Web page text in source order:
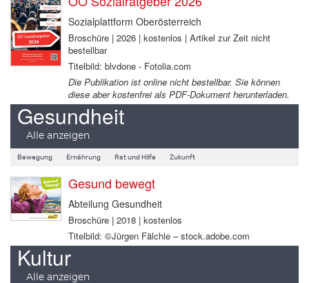
Sozialplattform Oberösterreich
Broschüre | 2026 | kostenlos | Artikel zur Zeit nicht
bestellbar
Titelbild: blvdone - Fotolia.com
Die Publikation ist online nicht bestellbar. Sie können
diese aber kostenfrei als PDF-Dokument herunterladen.
Gesundheit
Alle anzeigen
Bewegung Ernährung Rat und Hilfe Zukunft
Gesund bewegt
Abteilung Gesundheit
Broschüre | 2018 | kostenlos
Titelbild: ©Jürgen Fälchle – stock.adobe.com
Kultur
Alle anzeigen